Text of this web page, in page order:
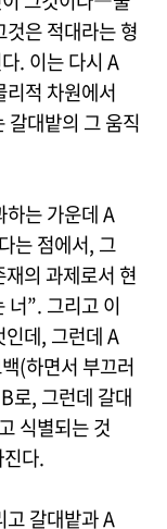
은 적대라는 형
. 이는 다시 A
적 차원에서
갈대밭의 그 움직
하는 가운데 A
는 점에서, 그
의 과제로서 현
”. 그리고 이
인데, 그런데 A
(하면서 부끄러
로, 그런데 갈대
식별되는 것
다.
고 갈대밭과 A